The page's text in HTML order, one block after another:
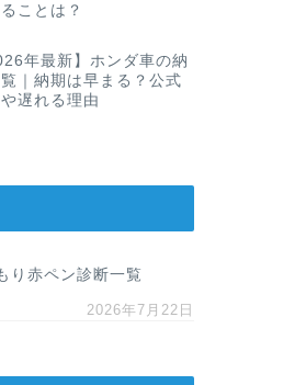
ことは？
年最新】ホンダ車の納
｜納期は早まる？公式
遅れる理由
り赤ペン診断一覧
2026年7月22日